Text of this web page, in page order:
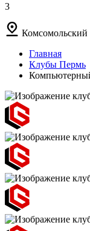
3
Комсомольский
Главная
Клубы Пермь